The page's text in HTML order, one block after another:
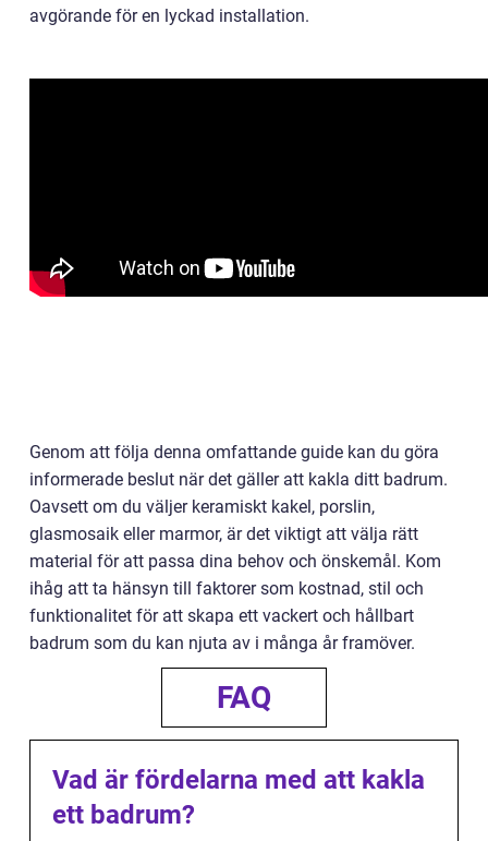
avgörande för en lyckad installation.
Genom att följa denna omfattande guide kan du göra
informerade beslut när det gäller att kakla ditt badrum.
Oavsett om du väljer keramiskt kakel, porslin,
glasmosaik eller marmor, är det viktigt att välja rätt
material för att passa dina behov och önskemål. Kom
ihåg att ta hänsyn till faktorer som kostnad, stil och
funktionalitet för att skapa ett vackert och hållbart
badrum som du kan njuta av i många år framöver.
FAQ
Vad är fördelarna med att kakla
ett badrum?